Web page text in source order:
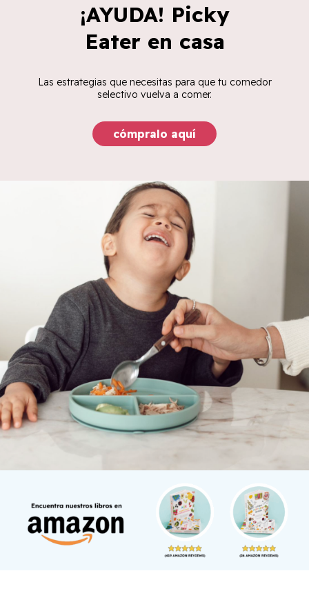
¡AYUDA! Picky
Eater en casa
Las estrategias que necesitas para que tu comedor
selectivo vuelva a comer.
cómpralo aquí